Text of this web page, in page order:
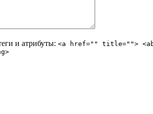
и атрибуты: <a href="" title="">